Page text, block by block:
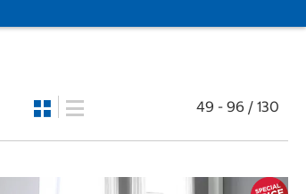
49 - 96 / 130